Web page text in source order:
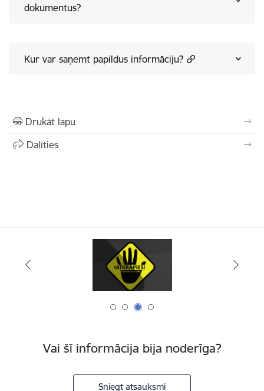
dokumentus?
Kur var saņemt papildus informāciju?
Drukāt lapu
Dalīties
Vai šī informācija bija noderīga?
Sniegt atsauksmi